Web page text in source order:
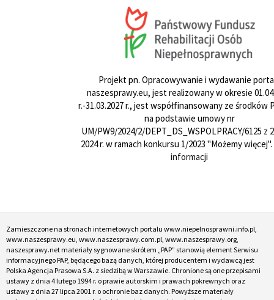
Projekt pn. Opracowywanie i wydawanie
naszesprawy.eu, jest realizowany w okresie
r.-31.03.2027 r., jest współfinansowany ze środków
na podstawie umowy nr
UM/PW9/2024/2/DEPT_DS_WSPOLPRACY/6125 z
2024 r. w ramach konkursu 1/2023 "Możemy więcej".
informacji
Zamieszczone na stronach internetowych portalu www.niepelnosprawni.info.pl,
www.naszesprawy.eu, www.naszesprawy.com.pl, www.naszesprawy.org,
naszesprawy.net materiały sygnowane skrótem „PAP” stanowią element Serwisu
informacyjnego PAP, będącego bazą danych, której producentem i wydawcą jest
Polska Agencja Prasowa S.A. z siedzibą w Warszawie. Chronione są one przepisami
ustawy z dnia 4 lutego 1994 r. o prawie autorskim i prawach pokrewnych oraz
ustawy z dnia 27 lipca 2001 r. o ochronie baz danych. Powyższe materiały